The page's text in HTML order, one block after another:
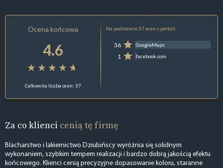
Ocena końcowa
4.6
Całkowita liczba ocen: 37
Na podstawie 37 ocen z portali:
36 GoogleMaps
1 facebook.com
Za co klienci cenią tę firmę
Blacharstwo i lakiernictwo Dziubińscy wyróżnia się solidnym
wykonaniem, szybkim tempem realizacji i bardzo dobrą jakością efektu
końcowego. Klienci cenią precyzyjne dopasowanie koloru, staranne